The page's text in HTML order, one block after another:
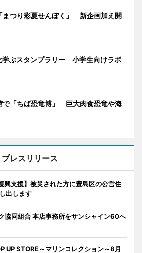
まつり彩夏せんぼく」 新企画加え開
学ぶスタンプラリー 小学生向けラボ
で「ちば恐竜博」 巨大肉食恐竜や海
プレスリリース
興支援】被災された方に豊島区の公営住
出します
協同組合 本店事務所をサンシャイン60へ
UP STORE～マリンコレクション～8月